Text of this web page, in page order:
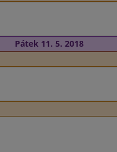
Pátek 11. 5. 2018